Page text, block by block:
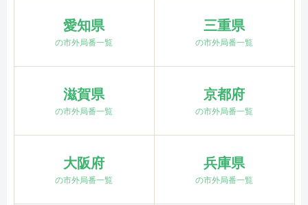
愛知県
の市外局番一覧
三重県
の市外局番一覧
滋賀県
の市外局番一覧
京都府
の市外局番一覧
大阪府
の市外局番一覧
兵庫県
の市外局番一覧